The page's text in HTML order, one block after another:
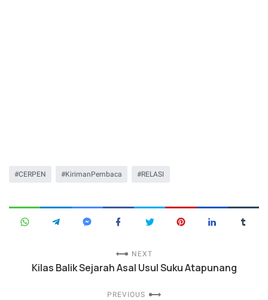
CERPEN KirimanPembaca RELASI
NEXT
Kilas Balik Sejarah Asal Usul Suku Atapunang
PREVIOUS